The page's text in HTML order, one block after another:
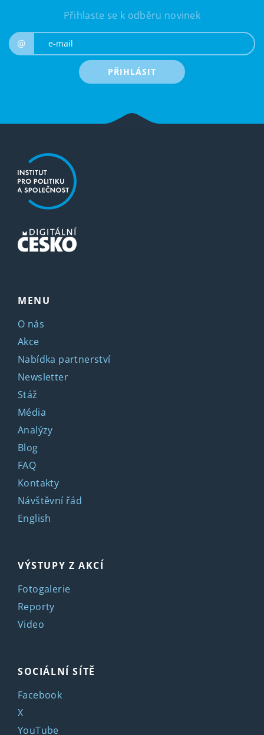
Přihlaste se k odběru novinek
@
PŘIHLÁSIT
MENU
O nás
Akce
Nabídka partnerství
Newsletter
Stáž
Média
Analýzy
Blog
FAQ
Kontakty
Návštěvní řád
English
VÝSTUPY Z AKCÍ
Fotogalerie
Reporty
Video
SOCIÁLNÍ SÍTĚ
Facebook
X
YouTube